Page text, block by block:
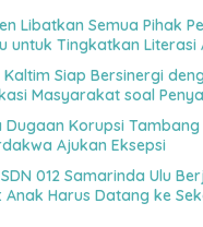
Libatkan Semua Pihak
untuk Tingkatkan Literasi
Siap Bersinergi
Masyarakat soal
Korupsi Tambang
Ajukan Eksepsi
012 Samarinda Ulu
Anak Harus Datang ke